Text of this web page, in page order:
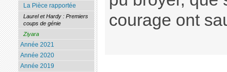
courage ont
La Pièce rapportée
Laurel et Hardy : Premiers
coups de génie
Ziyara
Année 2021
Année 2020
Année 2019